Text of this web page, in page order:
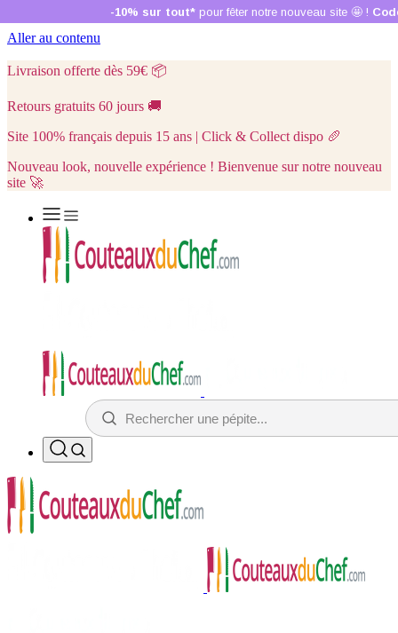
Aller au contenu
Livraison offerte dès 59€ 📦
Retours gratuits 60 jours 🚚
Site 100% français depuis 15 ans | Click & Collect dispo 🥖
Nouveau look, nouvelle expérience ! Bienvenue sur notre nouveau
site 🚀